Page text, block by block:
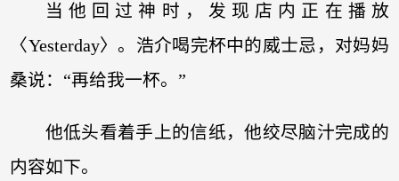
当他回过神时，发现店内正在播放
〈Yesterday〉。浩介喝完杯中的威士忌，对妈妈
桑说：“再给我一杯。”
他低头看着手上的信纸，他绞尽脑汁完成的
内容如下。